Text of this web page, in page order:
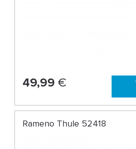
49,99 €
Rameno Thule 52418